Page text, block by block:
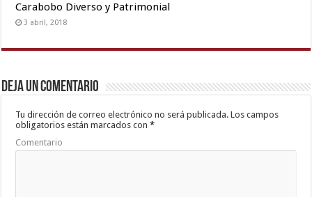
xxx
video
Carabobo Diverso y Patrimonial
3 abril, 2018
Deja un comentario
Tu dirección de correo electrónico no será publicada. Los campos
obligatorios están marcados con*
Comentario